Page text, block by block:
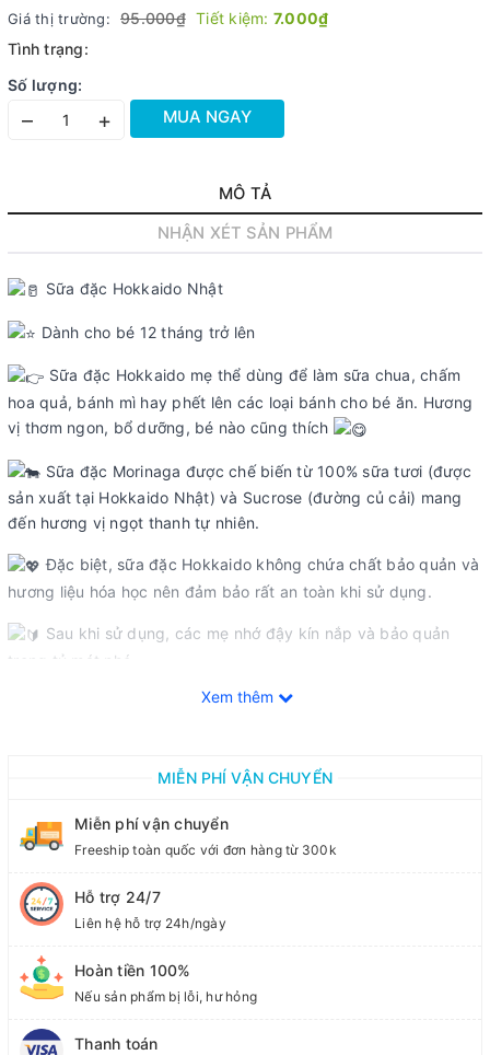
Giá thị trường: 95.000₫ Tiết kiệm: 7.000₫
Tình trạng:
Số lượng:
– + MUA NGAY
MÔ TẢ
NHẬN XÉT SẢN PHẨM
Sữa đặc Hokkaido Nhật
Dành cho bé 12 tháng trở lên
Sữa đặc Hokkaido mẹ thể dùng để làm sữa chua, chấm
hoa quả, bánh mì hay phết lên các loại bánh cho bé ăn. Hương
vị thơm ngon, bổ dưỡng, bé nào cũng thích
Sữa đặc Morinaga được chế biến từ 100% sữa tươi (được
sản xuất tại Hokkaido Nhật) và Sucrose (đường củ cải) mang
đến hương vị ngọt thanh tự nhiên.
Đặc biệt, sữa đặc Hokkaido không chứa chất bảo quản và
hương liệu hóa học nên đảm bảo rất an toàn khi sử dụng.
Sau khi sử dụng, các mẹ nhớ đậy kín nắp và bảo quản
trong tủ mát nhé.
Xem thêm
MIỄN PHÍ VẬN CHUYỂN
Miễn phí vận chuyển
Freeship toàn quốc với đơn hàng từ 300k
Hỗ trợ 24/7
Liên hệ hỗ trợ 24h/ngày
Hoàn tiền 100%
Nếu sản phẩm bị lỗi, hư hỏng
Thanh toán